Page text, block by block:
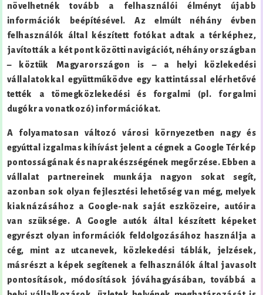
növelhetnék tovább a felhasználói élményt újabb
információk beépítésével. Az elmúlt néhány évben
felhasználók által készített fotókat adtak a térképhez,
javították a két pont közötti navigációt, néhány országban
– köztük Magyarországon is – a helyi közlekedési
vállalatokkal együttműködve egy kattintással elérhetővé
tették a tömegközlekedési és forgalmi (pl. forgalmi
dugókra vonatkozó) információkat.
A folyamatosan változó városi környezetben nagy és
egyúttal izgalmas kihívást jelent a cégnek a Google Térkép
pontosságának és naprakészségének megőrzése. Ebben a
vállalat partnereinek munkája nagyon sokat segít,
azonban sok olyan fejlesztési lehetőség van még, melyek
kiaknázásához a Google-nak saját eszközeire, autóira
van szüksége. A Google autók által készített képeket
egyrészt olyan információk feldolgozásához használja a
cég, mint az utcanevek, közlekedési táblák, jelzések,
másrészt a képek segítenek a felhasználók által javasolt
pontosítások, módosítások jóváhagyásában, továbbá a